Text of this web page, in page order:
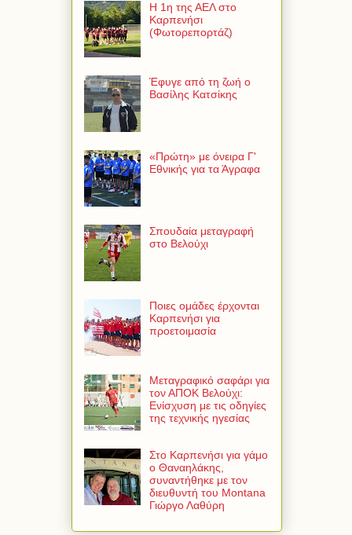
Η 1η της ΑΕΛ στο
Καρπενήσι
(Φωτορεπορτάζ)
Έφυγε από τη ζωή ο
Βασίλης Κατσίκης
«Πρώτη» με όνειρα Γ'
Εθνικής για τα Άγραφα
Σπουδαία μεταγραφή
στο Βελούχι
Ποιες ομάδες έρχονται
Καρπενήσι για
προετοιμασία
Μεταγραφικό σαφάρι για
τον ΑΠΟΚ Βελούχι:
Ενίσχυση με τις οδηγίες
της τεχνικής ηγεσίας
Στο Καρπενήσι για γάμο
ο Θαναηλάκης,
συναντήθηκε με τον
διευθυντή του Montana
Γιώργο Λαθύρη